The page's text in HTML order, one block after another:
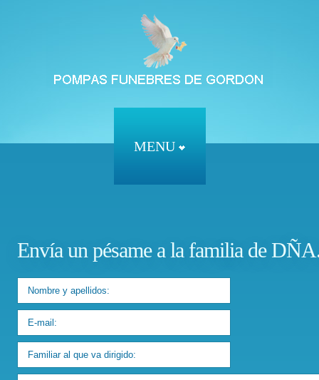
MENU
Envía un pésame a la familia de